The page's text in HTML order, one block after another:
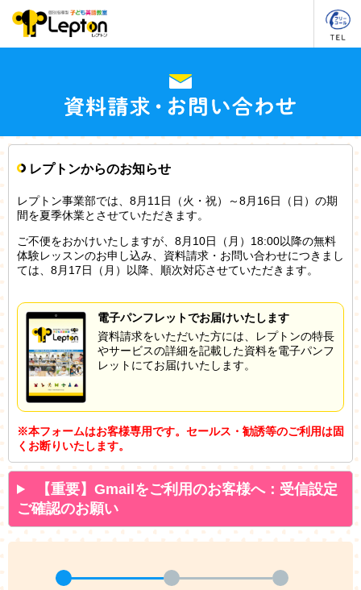
レプトンからのお知らせ
レプトン事業部では、8月11日（火・祝）～8月16日（日）の期
間を夏季休業とさせていただきます。
ご不便をおかけいたしますが、8月10日（月）18:00以降の無料
体験レッスンのお申し込み、資料請求・お問い合わせにつきまし
ては、8月17日（月）以降、順次対応させていただきます。
電子パンフレットでお届けいたします
資料請求をいただいた方には、レプトンの特長
やサービスの詳細を記載した資料を電子パンフ
レットにてお届けいたします。
※本フォームはお客様専用です。セールス・勧誘等のご利用は固
くお断りいたします。
【重要】Gmailをご利用のお客様へ：受信設定
ご確認のお願い